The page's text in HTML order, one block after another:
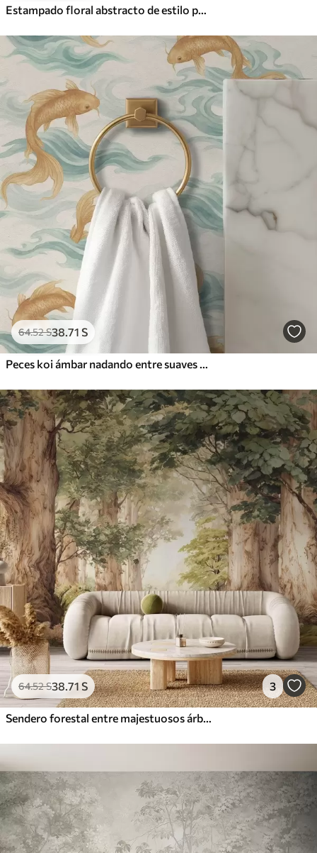
Estampado floral abstracto de estilo pop art
64.52S38.71 S
Peces koi ámbar nadando entre suaves olas turquesas
64.52S38.71 S 3
Sendero forestal entre majestuosos árboles en estilo acuarela